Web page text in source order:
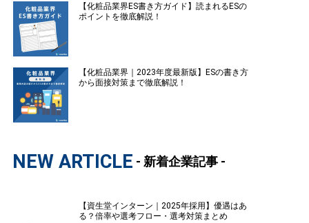
【化粧品業界ES書き方ガイド】読まれるESの
ポイントを徹底解説！
【化粧品業界｜2023年度最新版】ESの書き方
から面接対策まで徹底解説！
NEW ARTICLE - 新着企業記事 -
【資生堂インターン｜2025年採用】優遇はあ
る？倍率や選考フロー・選考対策まとめ